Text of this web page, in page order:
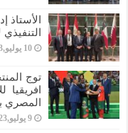
الأستاذ
التنفيذي
10 يوليو,2023
المصري
9 يوليو,2023